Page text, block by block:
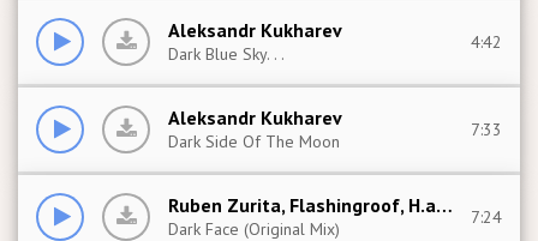
Aleksandr Kukharev
Dark Blue Sky. . .
4:42
Aleksandr Kukharev
Dark Side Of The Moon
7:33
Ruben Zurita, Flashingroof, H.a.n.t.
Dark Face (Original Mix)
7:24